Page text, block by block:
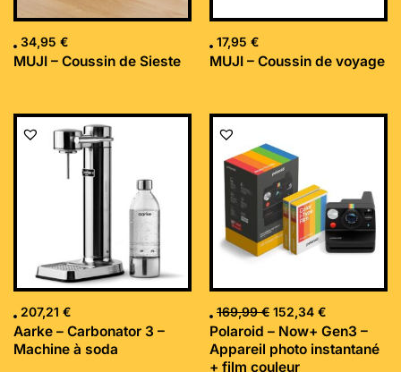
34,95 €
MUJI – Coussin de Sieste
17,95 €
MUJI – Coussin de voyage
207,21 €
Aarke – Carbonator 3 –
Machine à soda
169,99€
Le
initial
était :
169,99 €.
152,34 €
Le
Polaroid – Now+ Gen3 –
Appareil photo instantané
+ film couleur